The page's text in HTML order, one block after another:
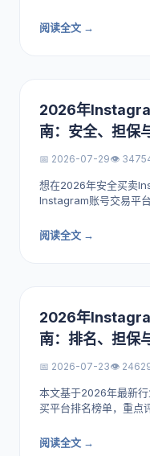
阅读全文 →
2026年
南：安全、担保
📅 2026-07-29👁️
想在2026年安全买卖
Instagram账号交易平
阅读全文 →
2026年
南：排名、担保
📅 2026-07-23👁️
本文基于2026年最新
买平台排名榜单，重点
阅读全文 →